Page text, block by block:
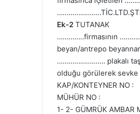
Ek-2 TUTANAK
…………..firmasının
beyan/antrepo
……………………. plakalı
olduğu görülerek sevke
KAP/KONTEYNER NO :
MÜHÜR NO :
1- 2- GÜMRÜK AMBAR